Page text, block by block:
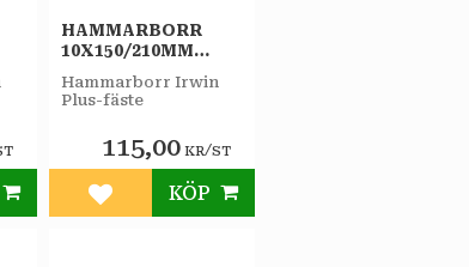
HAMMARBORR
10X150/210MM
Hammarborr Irwin
Plus-fäste
115,00KR/ST
Lägg till i favoriter
KÖP